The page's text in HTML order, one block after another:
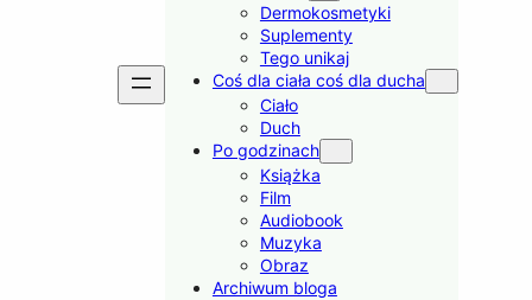
Dermokosmetyki
Suplementy
Tego unikaj
Coś dla ciała coś dla ducha
Ciało
Duch
Po godzinach
Książka
Film
Audiobook
Muzyka
Obraz
Archiwum bloga